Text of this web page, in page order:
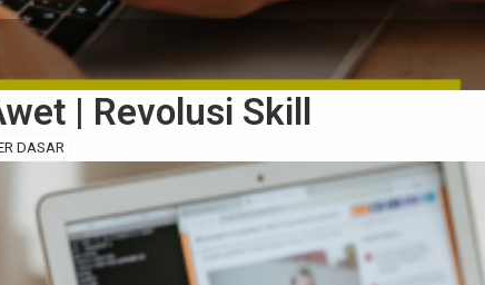
| Revolusi Skill
DASAR